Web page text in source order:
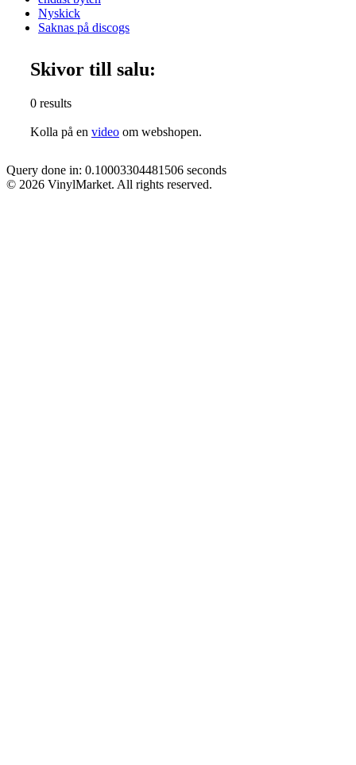
Nyskick
Saknas på discogs
Skivor till salu:
0 results
Kolla på en video om webshopen.
Query done in: 0.10003304481506 seconds
© 2026 VinylMarket. All rights reserved.